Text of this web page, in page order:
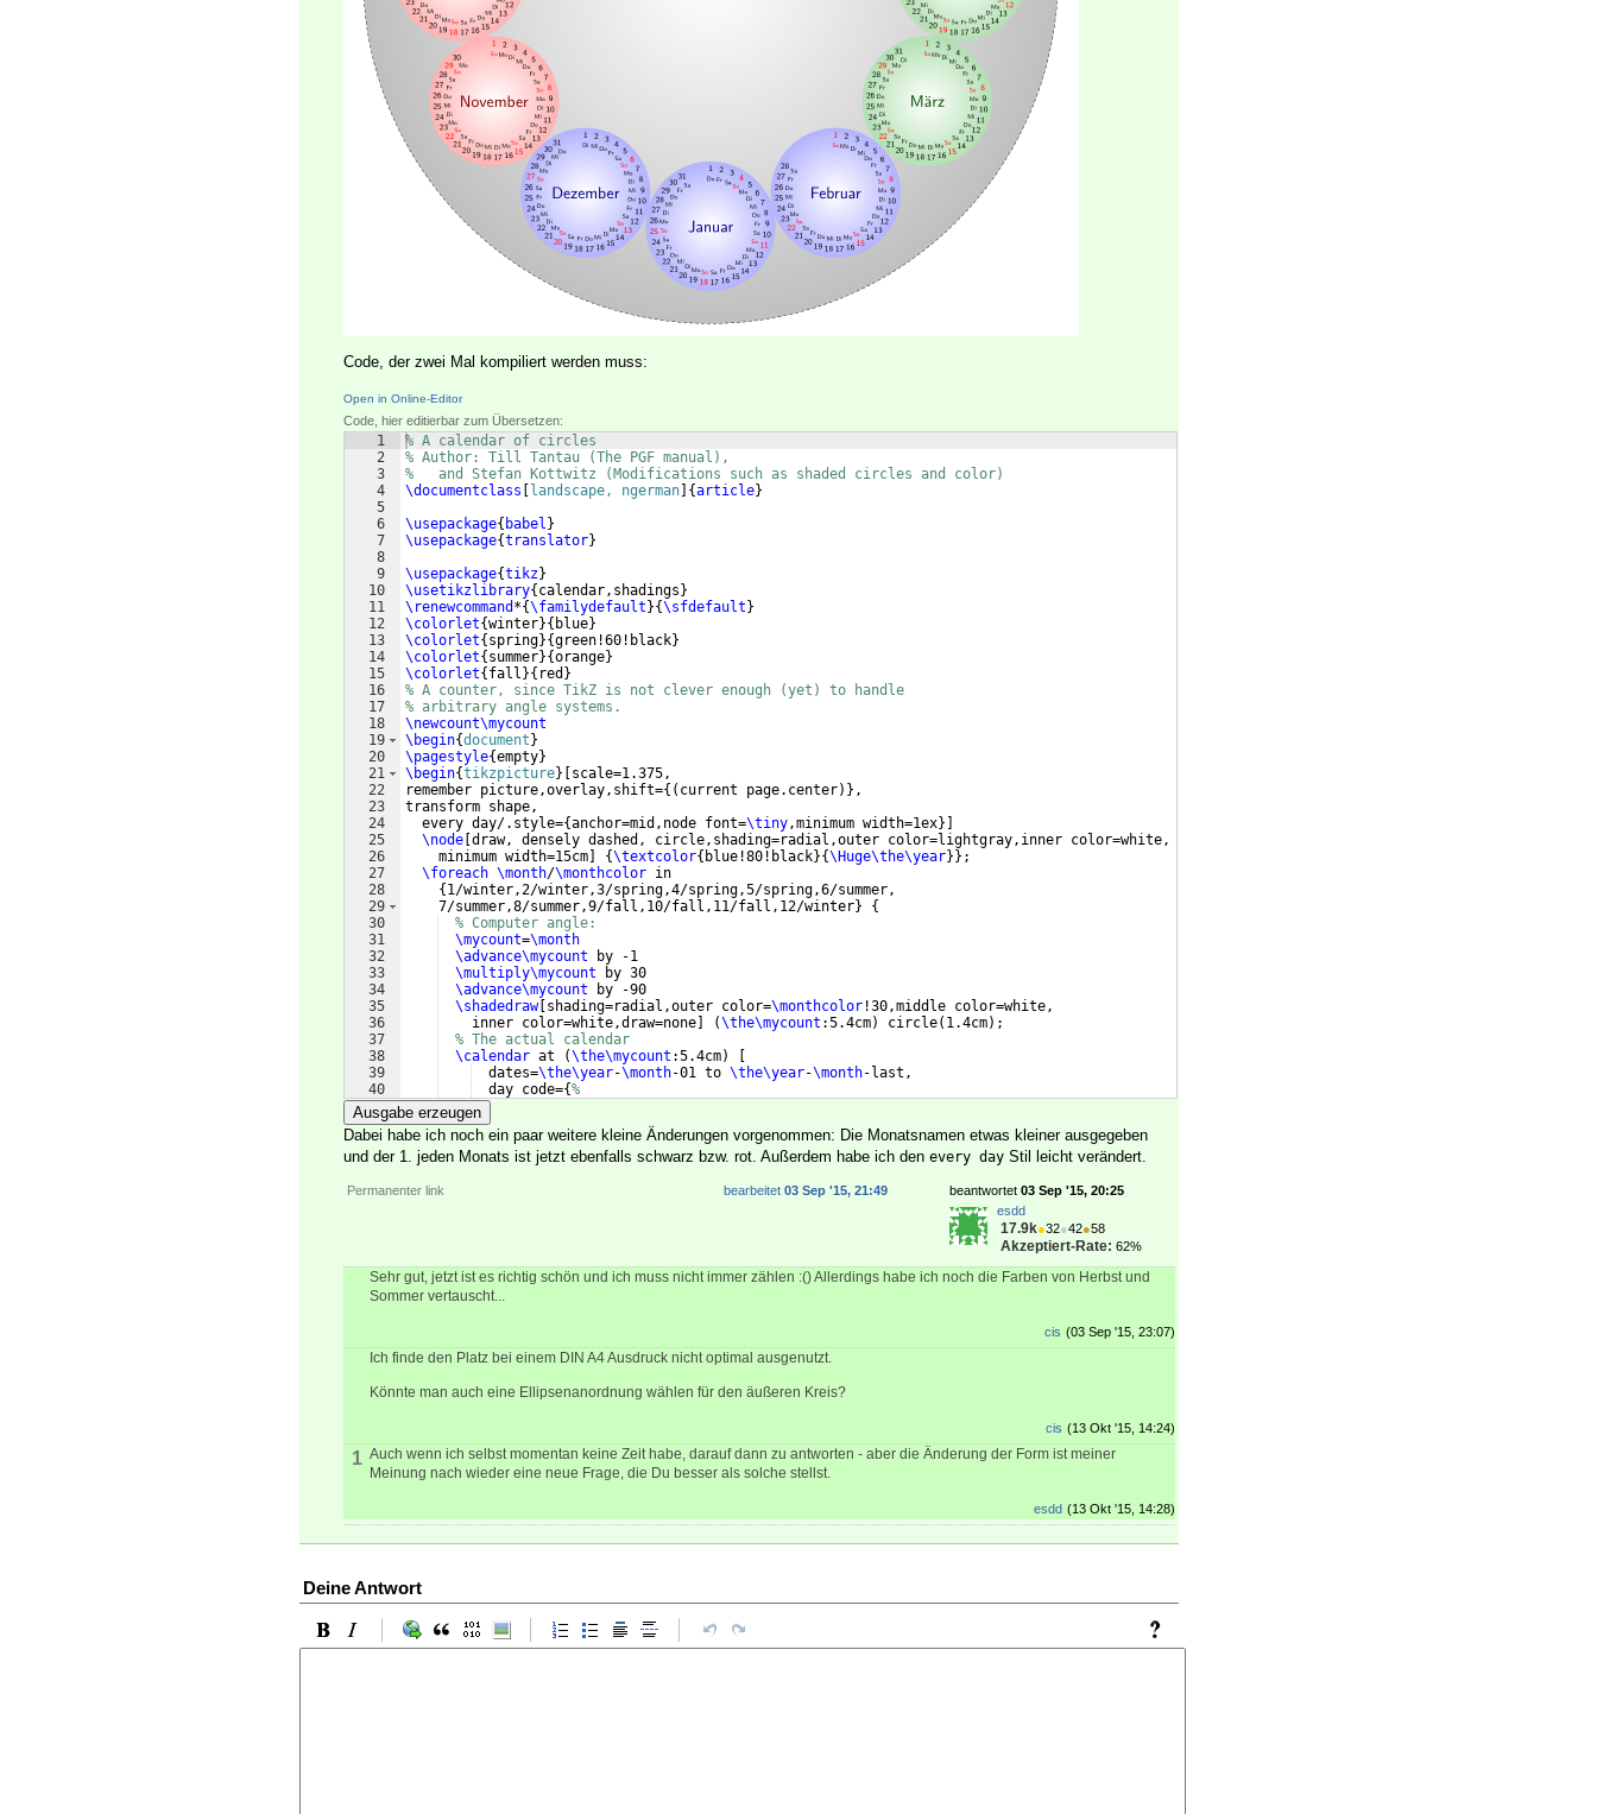
Code, der zwei Mal kompiliert werden muss:
Open in Online-Editor
Code, hier editierbar zum Übersetzen:
1
2
3
4
5
6
7
8
9
10
11
12
13
14
15
16
17
18
19
20
21
22
23
24
25
26
27
28
29
30
31
32
33
34
35
36
37
38
39
40
41
% A calendar of circles
% Author: Till Tantau (The PGF manual),
%   and Stefan Kottwitz (Modifications such as shaded circles and color)
\documentclass
landscape, ngerman {article}
\usepackage{ babel }
\usepackage{translator}
\usepackage{tikz}
\usetikzlibrary{ calendar,shadings }
\renewcommand *{\familydefault }{\sfdefault }
\colorlet{winter}{ blue}
\colorlet{ spring}{green!60!black}
\colorlet{ summer}{orange}
\colorlet{ fall }{ red }
% A counter, since TikZ is not clever enough (yet) to handle
% arbitrary angle systems.
\newcount\mycount
\begin{document }
\pagestyle{empty}
\begin{tikzpicture}
scale=1.375,
remember picture,overlay,shift={( current page.center)} ,
transform shape,
  every day/.style=
{anchor=mid,node font=\tiny,minimum width=1ex}]
\node draw, densely dashed, circle,shading=radial,outer color=lightgray,inner color=white,
    minimum width=15cm
{\textcolor{ blue!80!black}{\Huge\the\year}} ;
\foreach \month/\monthcolor in
{ 1/winter,2/winter,3/spring,4/spring,5/spring,6/summer,
    7/summer,8/summer,9/fall,10/fall,11/fall,12/winter
}
{
% Computer angle:
\mycount=\month
\advance\mycount by -1
\multiply\mycount by 30
\advance\mycount by -90
\shadedraw[ shading=radial,outer color=\monthcolor !30,middle color=white,
    inner color=white,draw=none
(\the\mycount :5.4cm) circle( 1.4cm) ;
% The actual calendar
\calendar at (\the\mycount :5.4cm)
  dates=
\the\year-\month-01 to \the\year-\month-last,
  day code=
{%
Ausgabe erzeugen
Dabei habe ich noch ein paar weitere kleine Änderungen vorgenommen: Die Monatsnamen etwas kleiner ausgegeben
und der 1. jeden Monats ist jetzt ebenfalls schwarz bzw. rot. Außerdem habe ich den every day Stil leicht verändert.
Permanenter link beantwortet 03 Sep '15, 20:25
esdd
17.9k●32●42●58
Akzeptiert-Rate: 62%
bearbeitet 03 Sep '15, 21:49
Sehr gut, jetzt ist es richtig schön und ich muss nicht immer zählen :() Allerdings habe ich noch die Farben von Herbst und
Sommer vertauscht...
(03 Sep '15, 23:07)
cis
Ich finde den Platz bei einem DIN A4 Ausdruck nicht optimal ausgenutzt.
Könnte man auch eine Ellipsenanordnung wählen für den äußeren Kreis?
(13 Okt '15, 14:24)
cis
1 Auch wenn ich selbst momentan keine Zeit habe, darauf dann zu antworten - aber die Änderung der Form ist meiner
Meinung nach wieder eine neue Frage, die Du besser als solche stellst.
(13 Okt '15, 14:28)
esdd
Deine Antwort